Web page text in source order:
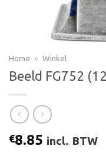
Home » Winkel
Beeld FG752
€8.85 incl. BTW